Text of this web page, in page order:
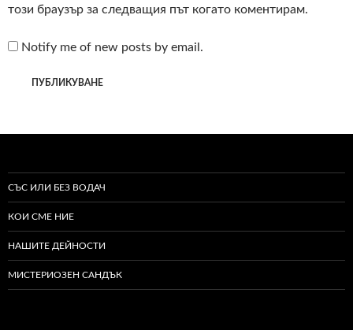
този браузър за следващия път когато коментирам.
Notify me of new posts by email.
СЪС ИЛИ БЕЗ ВОДАЧ
КОИ СМЕ НИЕ
НАШИТЕ ДЕЙНОСТИ
МИСТЕРИОЗЕН САНДЪК